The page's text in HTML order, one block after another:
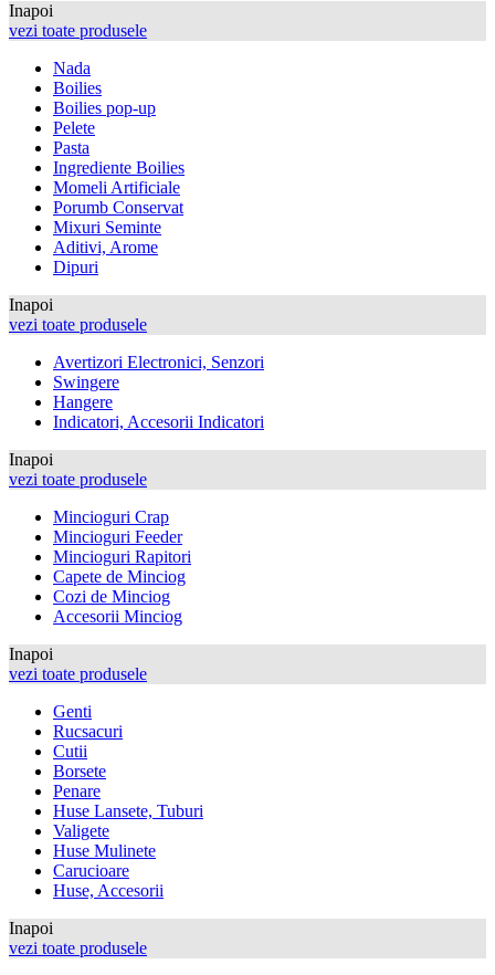
Inapoi
vezi toate produsele
Nada
Boilies
Boilies pop-up
Pelete
Pasta
Ingrediente Boilies
Momeli Artificiale
Porumb Conservat
Mixuri Seminte
Aditivi, Arome
Dipuri
Inapoi
vezi toate produsele
Avertizori Electronici, Senzori
Swingere
Hangere
Indicatori, Accesorii Indicatori
Inapoi
vezi toate produsele
Mincioguri Crap
Mincioguri Feeder
Mincioguri Rapitori
Capete de Minciog
Cozi de Minciog
Accesorii Minciog
Inapoi
vezi toate produsele
Genti
Rucsacuri
Cutii
Borsete
Penare
Huse Lansete, Tuburi
Valigete
Huse Mulinete
Carucioare
Huse, Accesorii
Inapoi
vezi toate produsele